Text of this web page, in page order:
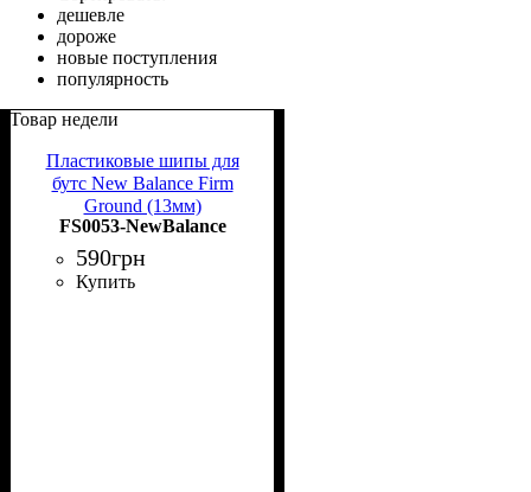
дешевле
дороже
новые поступления
популярность
Товар недели
Пластиковые шипы для
бутс New Balance Firm
Ground (13мм)
FS0053-NewBalance
590грн
Купить